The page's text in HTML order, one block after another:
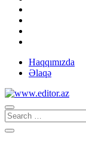
Haqqımızda
Əlaqə